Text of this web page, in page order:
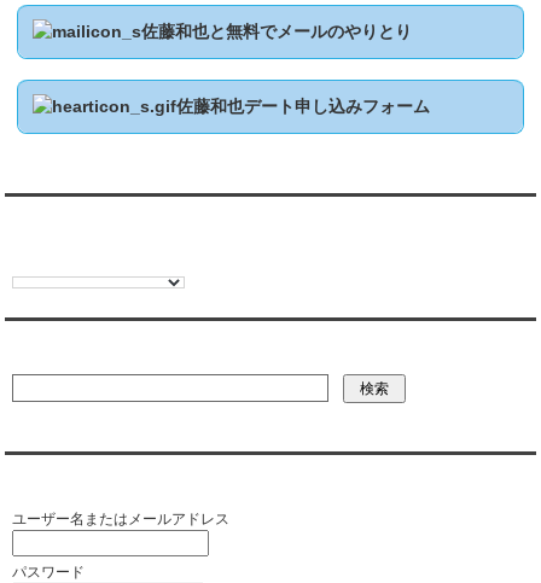
佐藤和也と無料でメールのやりとり
佐藤和也デート申し込みフォーム
ユーザー名またはメールアドレス
パスワード